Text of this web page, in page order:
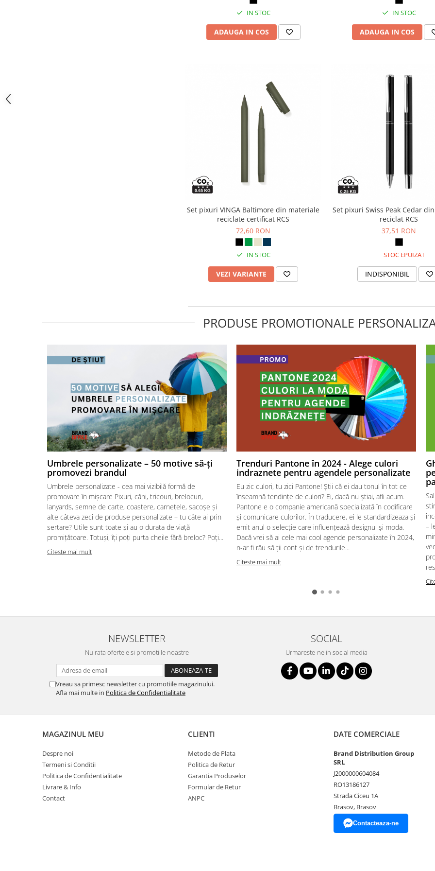
Incaltaminte
Flipchart-uri
Accesorii prezentare
Table magnetice (whiteboard-uri)
Electronice si accesorii tech
Gadgeturi mobile
Securitate digitala
Adaptoare de calatorie
Baterii si acumulatori
Cabluri si conectivitate
Incarcatoare wireless
Incarcatoare cu fir si auto
Cartuse, tonere, consumabile PC
Suporturi si huse telefoane &
Periferice PC si accesorii
Laminatoare
Folii laminare
Accesorii mobilier
IN STOC
ADAUGA IN COS
IN STOC
ADAUGA IN COS
Set pixuri VINGA Baltimore din materiale
reciclate certificat RCS
72,60 RON
IN STOC
VEZI VARIANTE
Set pixuri Swiss Peak Cedar
reciclat RCS
37,51 RON
STOC EPUIZAT
INDISPONIBIL
PRODUSE PROMOTIONALE
Umbrele personalizate – 50 motive să-ți
promovezi brandul
Umbrele personalizate - cea mai vizibilă formă de
promovare în mișcare Pixuri, căni, tricouri, brelocuri,
lanyards, semne de carte, coastere, carnețele, sacoșe și
alte câteva zeci de produse personalizate – tu câte ai prin
sertare? Utile sunt toate și au o durata de viață
promițătoare. Totuși, îți poți purta cheile fără breloc? Poți...
Citeste mai mult
Trenduri Pantone în 2024 - Alege culori
indraznete pentru agendele personalizate
Eu zic culori, tu zici Pantone! Știi că ei dau tonul în tot ce
înseamnă tendințe de culori? Ei, dacă nu știai, afli acum.
Pantone e o companie americană specializată în codificare
și comunicare culorilor. În traducere, ei le standardizeaza și
emit anul o selecție care influențează designul și moda.
Dacă vrei să ai cele mai cool agende personalizate în 2024,
n-ar fi rău să ții cont și de trendurile...
Citeste mai mult
–
NEWSLETTER
Nu rata ofertele si promotiile noastre
Vreau sa primesc newsletter cu promotiile magazinului.
Afla mai multe in Politica de Confidentialitate
SOCIAL
Urmareste-ne in social media
MAGAZINUL MEU
Despre noi
Termeni si Conditii
Politica de Confidentialitate
Livrare & Info
Contact
CLIENTI
Metode de Plata
Politica de Retur
Garantia Produselor
Formular de Retur
ANPC
DATE COMERCIALE
Brand Distribution Group
SRL
J2000000604084
RO13186127
Strada Ciceu 1A
Brasov, Brasov
Contacteaza-ne